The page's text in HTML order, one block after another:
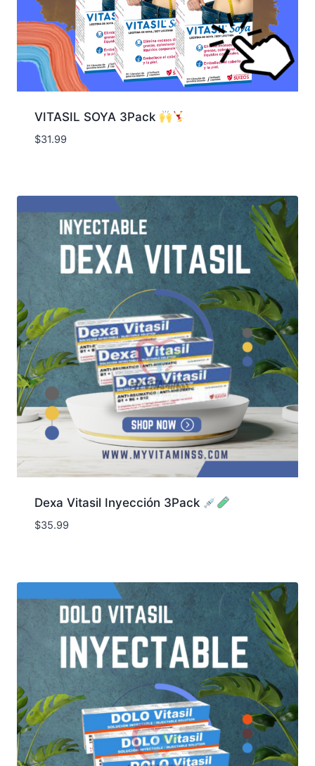
VITASIL SOYA 3Pack
$31.99
Dexa Vitasil Inyección 3Pack
$35.99